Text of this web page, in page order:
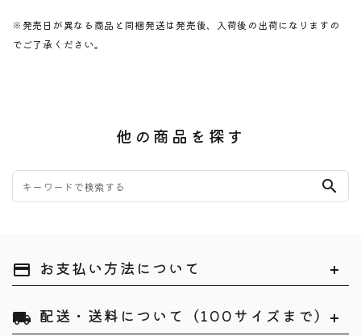
※発売日が異なる商品と同梱発送は発売後、入荷後の出荷になりますの
でご了承ください。
他の商品を探す
search
payment お支払い方法について
local_shipping 配送・送料について（100サイズまで）